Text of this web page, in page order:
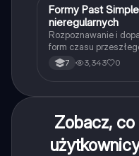
FJęzyk angielski
Formy Past
nieregularnych
Rozpoznawanie i
form czasu
najpopularniejszych
7 3,343 0
Zobacz, co